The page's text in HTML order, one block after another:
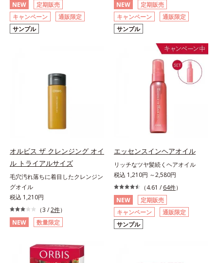
NEW
定期販売
キャンペーン
通販限定
サンプル
NEW
定期販売
キャンペーン
通販限定
サンプル
オルビス ザ クレンジング オイ
ル トライアルサイズ
毛穴汚れ落ちに着目したクレンジン
グオイル
税込 1,210円
（3 /2件）
NEW
数量限定
エッセンスインヘアオイル
リッチなツヤ髪続くヘアオイル
税込 1,210円 ～2,580円
（4.61 / 64件）
NEW
定期販売
キャンペーン
通販限定
サンプル